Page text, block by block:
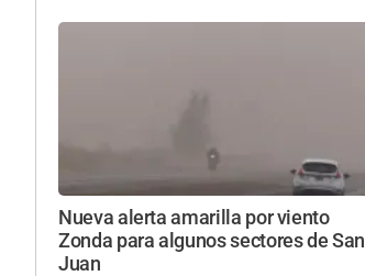
Nueva alerta amarilla por viento
Zonda para algunos sectores de San
Juan